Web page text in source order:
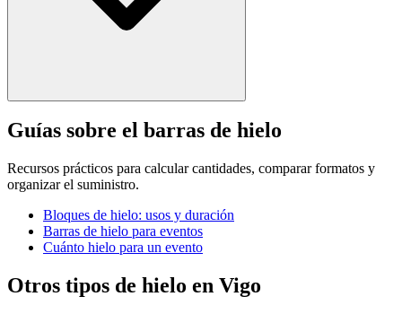
Guías sobre el barras de hielo
Recursos prácticos para calcular cantidades, comparar formatos y
organizar el suministro.
Bloques de hielo: usos y duración
Barras de hielo para eventos
Cuánto hielo para un evento
Otros tipos de hielo en Vigo